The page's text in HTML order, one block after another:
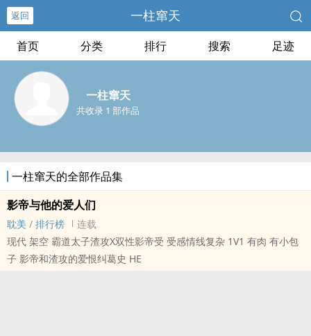
返回 一柱窜天
首页 分类 排行 搜索 足迹
一柱窜天
共收录 1 部作品
一柱窜天的全部作品集
影帝与他的爱人们
耽美 / 排行榜
连载
现代 架空 霸道太子渣攻X双性影帝受 受感情线复杂 1V1 有肉 有小包
子 影帝和渣攻的爱恨纠葛史 HE